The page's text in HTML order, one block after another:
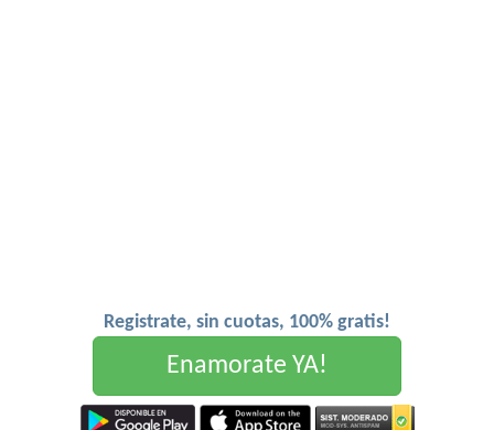
Registrate, sin cuotas, 100% gratis!
Enamorate YA!